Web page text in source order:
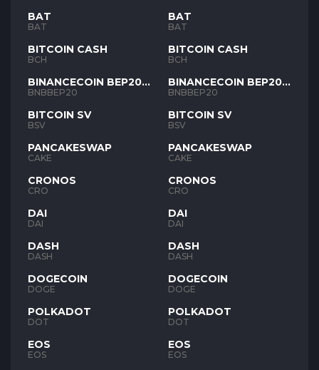
BAT
BAT
BITCOIN CASH
BCH
BINANCECOIN BEP20
BNB
BNBBEP20
BITCOIN SV
BSV
PANCAKESWAP
CAKE
CRONOS
CRO
DAI
DAI
DASH
DASH
DOGECOIN
DOGE
POLKADOT
DOT
EOS
EOS
BAT
BAT
BITCOIN CASH
BCH
BINANCECOIN BEP20
BNB
BNBBEP20
BITCOIN SV
BSV
PANCAKESWAP
CAKE
CRONOS
CRO
DAI
DAI
DASH
DASH
DOGECOIN
DOGE
POLKADOT
DOT
EOS
EOS